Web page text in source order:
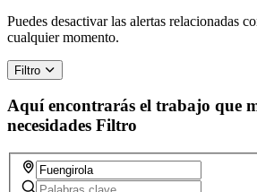
Puedes desactivar las alertas relacionadas
cualquier momento.
Filtro
Aquí encontrarás el trabajo que
necesidades Filtro